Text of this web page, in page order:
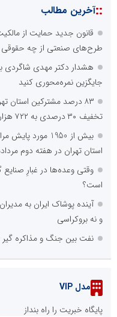
::آخرین مطالب
قانون جدید حمایت از
طرح‌های صنعتی از چه حقوقی
هشدار دکتر مهدی شاگردی
جایگزین نمره‌محوری کنید
۸۳ درصد مشترکین استان
تخفیف ۳۰ درصدی به ۷۲۲ هزار مشترک تهرانی
بیش از 1950
استان تهران در هفته دوم
وقتی وعده‌ها در غبارِ صنایع
است؟
آینده پوشاک ایران به
و نه بروکراسی
نفت بین جنگ و مذاکره گیر
مدل VIP
پایگاه خبریت را راه بنداز